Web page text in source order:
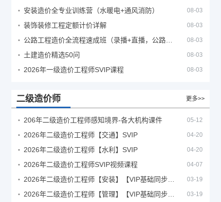
安装造价全专业训练营（水暖电+通风消防） 08-03
装饰装修工程定额计价详解 08-03
08-03
土建造价精选50问 08-03
2026年一级造价工程师SVIP课程 08-03
二级造价师 更多>>
206年二级造价工程师感知境界-各大机构课件 05-12
2026年二级造价工程师【交通】SVIP 04-20
2026年二级造价工程师【水利】SVIP 04-20
2026年二级造价工程师SVIP视频课程 04-07
03-19
03-19